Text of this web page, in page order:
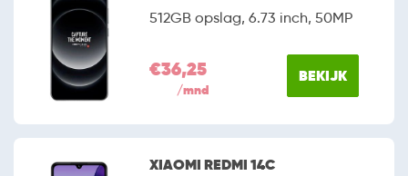
512GB opslag, 6.73 inch, 50MP
€36,25
/mnd
BEKIJK
XIAOMI REDMI 14C